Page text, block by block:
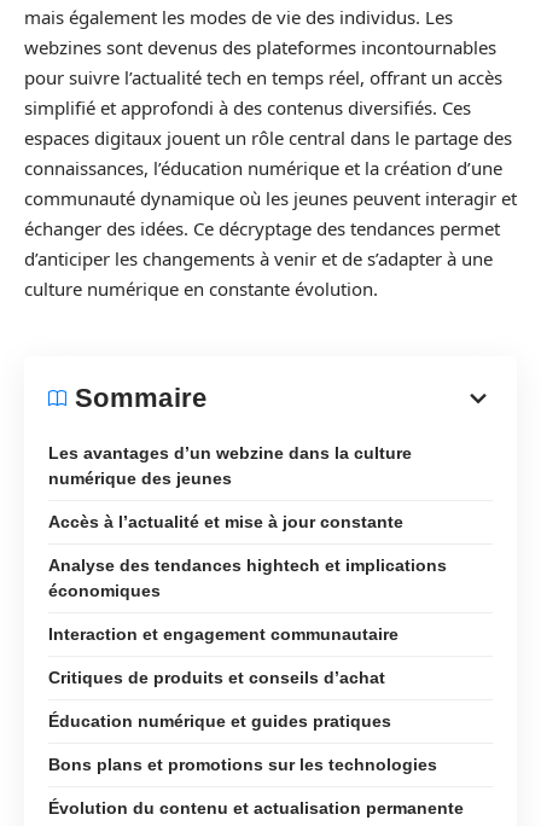
mais également les modes de vie des individus. Les
webzines sont devenus des plateformes incontournables
pour suivre l’actualité tech en temps réel, offrant un accès
simplifié et approfondi à des contenus diversifiés. Ces
espaces digitaux jouent un rôle central dans le partage des
connaissances, l’éducation numérique et la création d’une
communauté dynamique où les jeunes peuvent interagir et
échanger des idées. Ce décryptage des tendances permet
d’anticiper les changements à venir et de s’adapter à une
culture numérique en constante évolution.
Sommaire
Les avantages d’un webzine dans la culture
numérique des jeunes
Accès à l’actualité et mise à jour constante
Analyse des tendances hightech et implications
économiques
Interaction et engagement communautaire
Critiques de produits et conseils d’achat
Éducation numérique et guides pratiques
Bons plans et promotions sur les technologies
Évolution du contenu et actualisation permanente